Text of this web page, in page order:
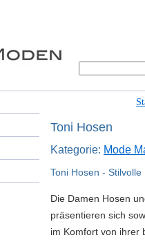
Toni Hosen
Kategorie: Mode
Toni Hosen -
Die Damen Hosen
präsentieren sich
im Komfort von ihrer